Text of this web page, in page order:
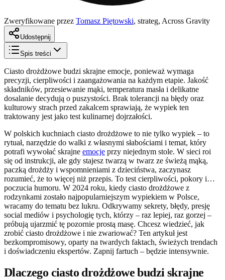
Zweryfikowane przez Tomasz Piętowski, strateg, Across Gravity
Udostępnij
Spis treści
Ciasto drożdżowe budzi skrajne emocje, ponieważ wymaga
precyzji, cierpliwości i zaangażowania na każdym etapie. Jakość
składników, przesiewanie mąki, temperatura masła i delikatne
dosalanie decydują o puszystości. Brak tolerancji na błędy oraz
kulturowy strach przed zakalcem sprawiają, że wypiek ten
traktowany jest jako test kulinarnej dojrzałości.
W polskich kuchniach ciasto drożdżowe to nie tylko wypiek – to
rytuał, narzędzie do walki z własnymi słabościami i temat, który
potrafi wywołać skrajne emocje przy niejednym stole. W sieci roi
się od instrukcji, ale gdy stajesz twarzą w twarz ze świeżą mąką,
paczką drożdży i wspomnieniami z dzieciństwa, zaczynasz
rozumieć, że to więcej niż przepis. To test cierpliwości, pokory i…
poczucia humoru. W 2024 roku, kiedy ciasto drożdżowe z
rodzynkami zostało najpopularniejszym wypiekiem w Polsce,
wracamy do tematu bez lukru. Odkrywamy sekrety, błędy, presję
social mediów i psychologię tych, którzy – raz lepiej, raz gorzej –
próbują ujarzmić tę pozornie prostą masę. Chcesz wiedzieć, jak
zrobić ciasto drożdżowe i nie zwariować? Ten artykuł jest
bezkompromisowy, oparty na twardych faktach, świeżych trendach
i doświadczeniu ekspertów. Zapnij fartuch – będzie intensywnie.
Dlaczego ciasto drożdżowe budzi skrajne